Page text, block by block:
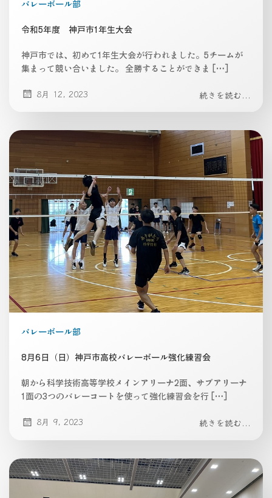
バレーボール部
令和5年度 神戸市1年生大会
神戸市では、初めて1年生大会が行われました。5チームが
集まって競い合いました。 全勝することができま […]
8月 12, 2023 続きを読む...
バレーボール部
8月6日（日）神戸市高校バレーボール強化練習会
朝から科学技術高等学校メインアリーナ2面、サブアリーナ
1面の3つのバレーコートを使って強化練習会を行 […]
8月 9, 2023 続きを読む...